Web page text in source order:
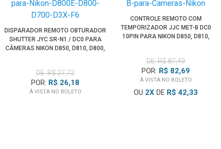
DISPARADOR REMOTO OBTURADOR
SHUTTER JYC SR-N1 / DC0 PARA
CÂMERAS NIKON D850, D810, D800,
DE: R$ 27,72
POR: R$ 26,18
À VISTA NO BOLETO
CONTROLE REMOTO COM
TEMPORIZADOR JJC MET-B DC0
10PIN PARA NIKON D850, D810,
DE: R$ 87,49
POR: R$ 82,69
À VISTA NO BOLETO
OU 2X DE R$ 42,33